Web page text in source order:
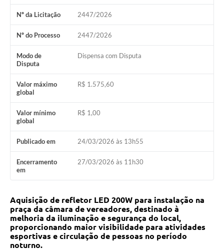
Nº da Licitação 2447/2026
Nº do Processo 2447/2026
Modo de
Disputa
Dispensa com Disputa
Valor máximo
global
R$ 1.575,60
Valor mínimo
global
R$ 1,00
Publicado em 24/03/2026 às 13h55
Encerramento
em
27/03/2026 às 11h30
Aquisição de refletor LED 200W para instalação na
praça da câmara de vereadores, destinado à
melhoria da iluminação e segurança do local,
proporcionando maior visibilidade para atividades
esportivas e circulação de pessoas no período
noturno.